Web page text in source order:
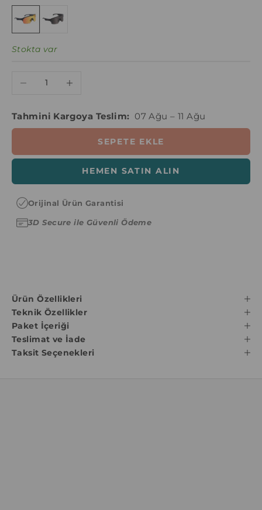
Stokta var
Miktarı azalt Miktarı artır
Tahmini Kargoya Teslim: 07 Ağu – 11 Ağu
SEPETE EKLE
HEMEN SATIN ALIN
Orijinal Ürün Garantisi
3D Secure ile Güvenli Ödeme
Ürün Özellikleri
Teknik Özellikler
Paket İçeriği
Teslimat ve İade
Taksit Seçenekleri